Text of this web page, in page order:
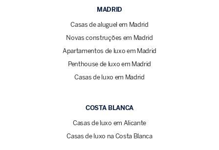
MADRID
Casas de aluguel em Madrid
Novas construções em Madrid
Apartamentos de luxo em Madrid
Penthouse de luxo em Madrid
Casas de luxo em Madrid
COSTA BLANCA
Casas de luxo em Alicante
Casas de luxo na Costa Blanca